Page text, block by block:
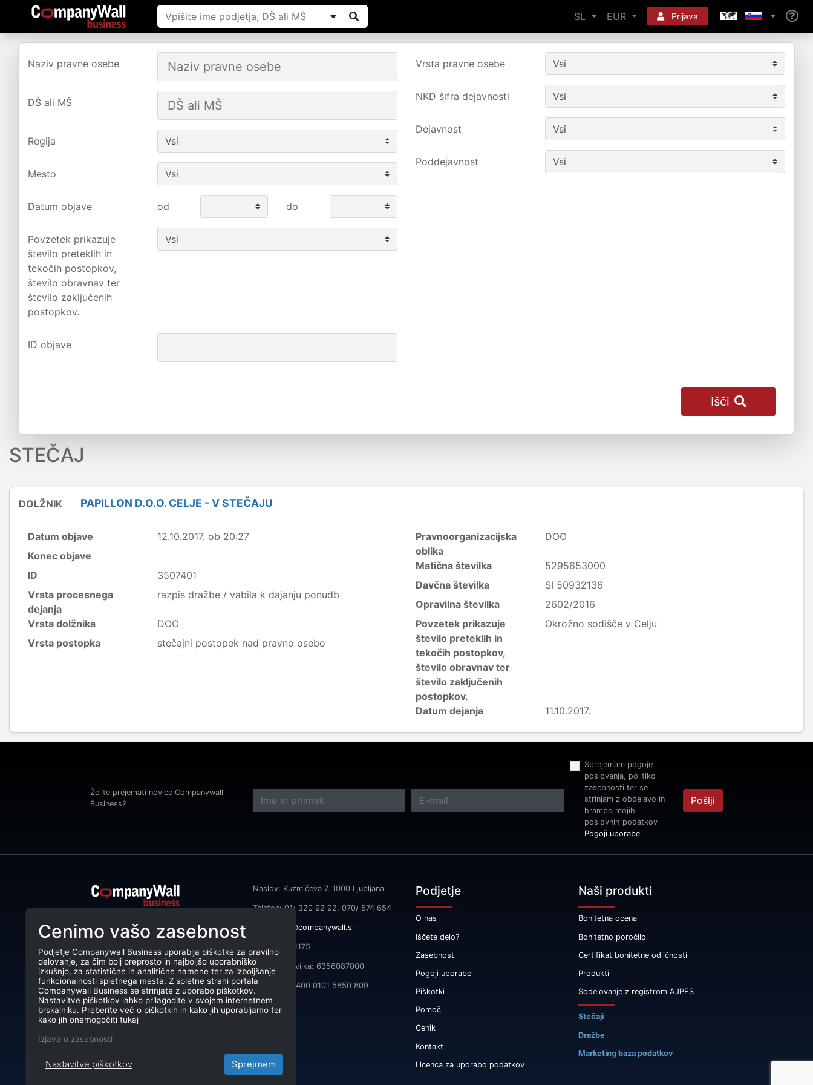
SL EUR Prijava
Naziv pravne osebe
DŠ ali MŠ
Regija
Mesto
Vrsta pravne osebe
NKD šifra dejavnosti
Dejavnost
Poddejavnost
Datum objave od do
Povzetek prikazuje
število preteklih in
tekočih postopkov,
število obravnav ter
število zaključenih
postopkov.
ID objave
Išči
STEČAJ
DOLŽNIK PAPILLON D.O.O. CELJE - V STEČAJU
Datum objave
12.10.2017. ob 20:27
Konec objave
ID
3507401
Vrsta procesnega
dejanja
razpis dražbe / vabila k dajanju ponudb
Vrsta dolžnika
DOO
Vrsta postopka
stečajni postopek nad pravno osebo
Pravnoorganizacijska
oblika
DOO
Matična številka
5295653000
Davčna številka
SI 50932136
Opravilna številka
2602/2016
Povzetek prikazuje
število preteklih in
tekočih postopkov,
število obravnav ter
število zaključenih
postopkov.
Okrožno sodišče v Celju
Datum dejanja 11.10.2017.
Želite prejemati novice Companywall
Business?
Sprejemam pogoje
poslovanja, politiko
zasebnosti ter se
strinjam z obdelavo in
hrambo mojih
poslovnih podatkov
Pogoji uporabe
Pošlji
podjetjem pomaga izboljšati
poslovanje z iskanjem in povezovanjem
strank.
CompanyWall Business © 2026
Naslov: Kuzmičeva 7, 1000 Ljubljana
Telefon: 01/ 320 92 92, 070/ 574 654
info@companywall.si
DŠ: SI55591175
Matična številka: 6356087000
TRR: SI56 3400 0101 5850 809
Podjetje
O nas
Iščete delo?
Zasebnost
Pogoji uporabe
Piškotki
Pomoč
Cenik
Kontakt
Licenca za uporabo podatkov
Naši produkti
Bonitetna ocena
Bonitetno poročilo
Certifikat bonitetne odličnosti
Produkti
Sodelovanje z registrom AJPES
Stečaji
Dražbe
Marketing baza podatkov
Cenimo vašo zasebnost
Podjetje Companywall Business uporablja piškotke za pravilno
delovanje, za čim bolj preprosto in najboljšo uporabniško
izkušnjo, za statistične in analitične namene ter za izboljšanje
funkcionalnosti spletnega mesta. Z spletne strani portala
Companywall Business se strinjate z uporabo piškotkov.
Nastavitve piškotkov lahko prilagodite v svojem internetnem
brskalniku. Preberite več o piškotkih in kako jih uporabljamo ter
kako jih onemogočiti tukaj
Izjava o zasebnosti
Nastavitve piškotkov Sprejmem